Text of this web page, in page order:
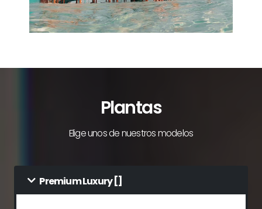
Plantas
Elige unos de nuestros modelos
Premium Luxury []